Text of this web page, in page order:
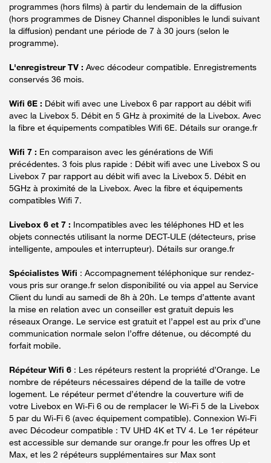
programmes (hors films) à partir du lendemain de la diffusion
(hors programmes de Disney Channel disponibles le lundi suivant
la diffusion) pendant une période de 7 à 30 jours (selon le
programme).
L'enregistreur TV : Avec décodeur compatible. Enregistrements
conservés 36 mois.
Wifi 6E : Débit wifi avec une Livebox 6 par rapport au débit wifi
avec la Livebox 5. Débit en 5 GHz à proximité de la Livebox. Avec
la fibre et équipements compatibles Wifi 6E. Détails sur orange.fr
Wifi 7 : En comparaison avec les générations de Wifi
précédentes. 3 fois plus rapide : Débit wifi avec une Livebox S ou
Livebox 7 par rapport au débit wifi avec la Livebox 5. Débit en
5GHz à proximité de la Livebox. Avec la fibre et équipements
compatibles Wifi 7.
Livebox 6 et 7 : Incompatibles avec les téléphones HD et les
objets connectés utilisant la norme DECT-ULE (détecteurs, prise
intelligente, ampoules et interrupteur). Détails sur orange.fr
Spécialistes Wifi : Accompagnement téléphonique sur rendez-
vous pris sur orange.fr selon disponibilité ou via appel au Service
Client du lundi au samedi de 8h à 20h. Le temps d’attente avant
la mise en relation avec un conseiller est gratuit depuis les
réseaux Orange. Le service est gratuit et l’appel est au prix d’une
communication normale selon l’offre détenue, ou décompté du
forfait mobile.
Répéteur Wifi 6 : Les répéteurs restent la propriété d’Orange. Le
nombre de répéteurs nécessaires dépend de la taille de votre
logement. Le répéteur permet d’étendre la couverture wifi de
votre Livebox en Wi-Fi 6 ou de remplacer le Wi-Fi 5 de la Livebox
5 par du Wi-Fi 6 (avec équipement compatible). Connexion Wi-Fi
avec Décodeur compatible : TV UHD 4K et TV 4. Le 1er répéteur
est accessible sur demande sur orange.fr pour les offres Up et
Max, et les 2 répéteurs supplémentaires sur Max sont